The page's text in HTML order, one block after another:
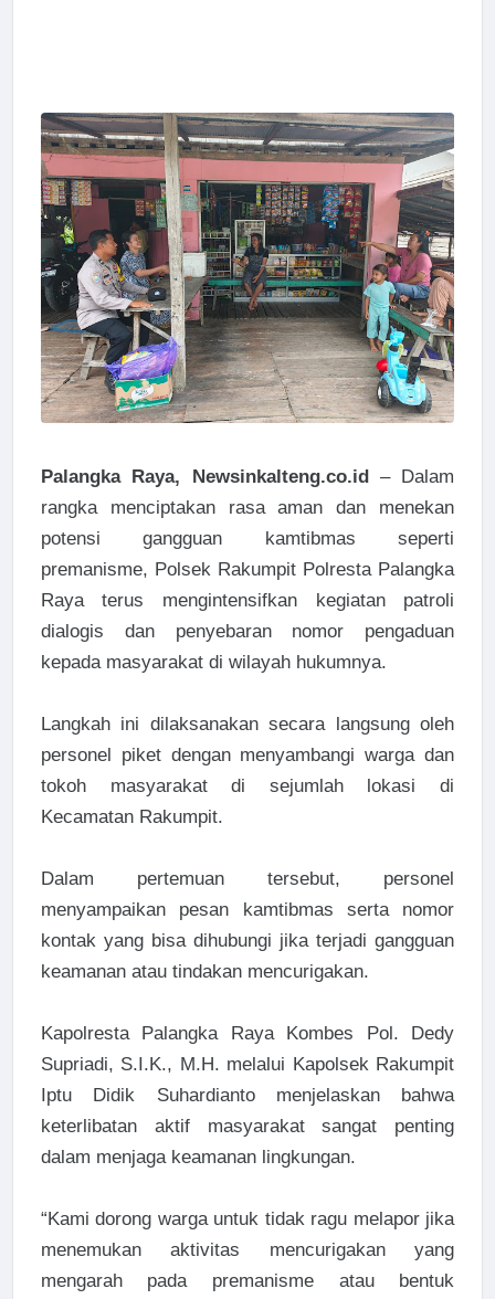
Palangka Raya, Newsinkalteng.co.id– Dalam
rangka menciptakan rasa aman dan menekan
potensi gangguan kamtibmas seperti
premanisme, Polsek Rakumpit Polresta Palangka
Raya terus mengintensifkan kegiatan patroli
dialogis dan penyebaran nomor pengaduan
kepada masyarakat di wilayah hukumnya.
Langkah ini dilaksanakan secara langsung oleh
personel piket dengan menyambangi warga dan
tokoh masyarakat di sejumlah lokasi di
Kecamatan Rakumpit.
Dalam pertemuan tersebut, personel
menyampaikan pesan kamtibmas serta nomor
kontak yang bisa dihubungi jika terjadi gangguan
keamanan atau tindakan mencurigakan.
Kapolresta Palangka Raya Kombes Pol. Dedy
Supriadi, S.I.K., M.H. melalui Kapolsek Rakumpit
Iptu Didik Suhardianto menjelaskan bahwa
keterlibatan aktif masyarakat sangat penting
dalam menjaga keamanan lingkungan.
“Kami dorong warga untuk tidak ragu melapor jika
menemukan aktivitas mencurigakan yang
mengarah pada premanisme atau bentuk